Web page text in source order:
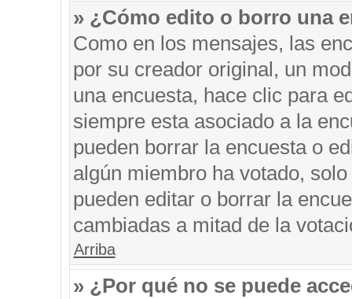
» ¿Cómo edito o borro una
Como en los mensajes, las
por su creador original, un
una encuesta, hace clic para
siempre esta asociado a la
pueden borrar la encuesta o
algún miembro ha votado,
pueden editar o borrar la
cambiadas a mitad de la
Arriba
» ¿Por qué no se puede